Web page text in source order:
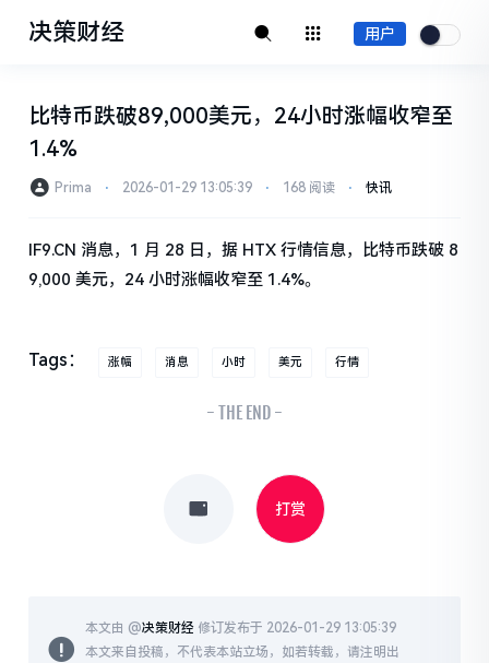
决策财经 用户
比特币跌破89,000美元，24小时涨幅收窄至
1.4%
Prima ⋅ 2026-01-29 13:05:39 ⋅ 168 阅读 ⋅ 快讯
IF9.CN 消息，1 月 28 日，据 HTX 行情信息，比特币跌破 8
9,000 美元，24 小时涨幅收窄至 1.4%。
Tags： 涨幅 消息 小时 美元 行情
- THE END -
打赏
本文由 @决策财经 修订发布于 2026-01-29 13:05:39
本文来自投稿，不代表本站立场，如若转载，请注明出